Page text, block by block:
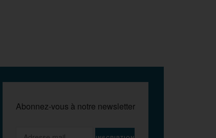
Abonnez-vous à notre newsletter